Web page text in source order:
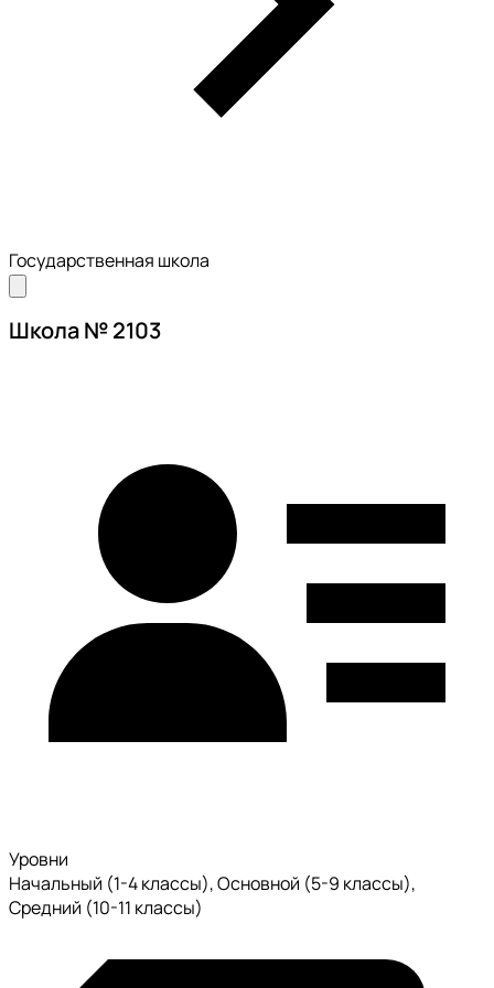
Государственная школа
Школа № 2103
Уровни
Начальный (1-4 классы), Основной (5-9 классы),
Средний (10-11 классы)